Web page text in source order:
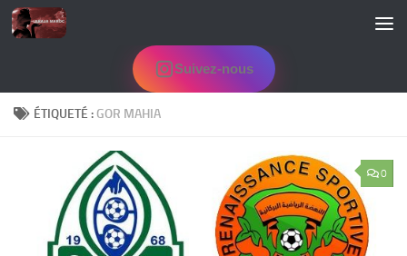
Skip to content
Suivez-nous
ÉTIQUETÉ : GOR MAHIA
0